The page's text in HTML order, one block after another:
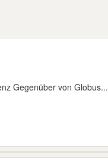
Gegenüber von Globus...